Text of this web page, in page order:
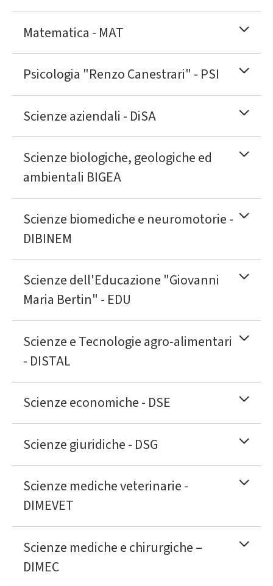
Matematica - MAT
Psicologia "Renzo Canestrari" - PSI
Scienze aziendali - DiSA
Scienze biologiche, geologiche ed
ambientali BIGEA
Scienze biomediche e neuromotorie -
DIBINEM
Scienze dell'Educazione "Giovanni
Maria Bertin" - EDU
Scienze e Tecnologie agro-alimentari
- DISTAL
Scienze economiche - DSE
Scienze giuridiche - DSG
Scienze mediche veterinarie -
DIMEVET
Scienze mediche e chirurgiche –
DIMEC